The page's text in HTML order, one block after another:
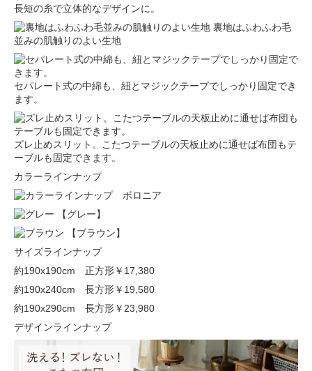
長短の糸で立体的なデザインに。
裏地はふわふわ毛
並みの肌触りのよい生地
セパレート式の中綿も、紐とマジックテープでしっかり固定でき
ます。
ズレ止めスリット。こたつテーブルの天板止めに通せば布団もテ
ーブルも固定できます。
カラーラインナップ
【グレー】
【ブラウン】
サイズラインナップ
約190x190cm 正方形￥17,380
約190x240cm 長方形￥19,580
約190x290cm 長方形￥23,980
デザインラインナップ